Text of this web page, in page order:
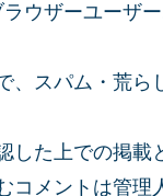
ウザーユーザ
、スパム・荒ら
した上での掲載
コメントは管理